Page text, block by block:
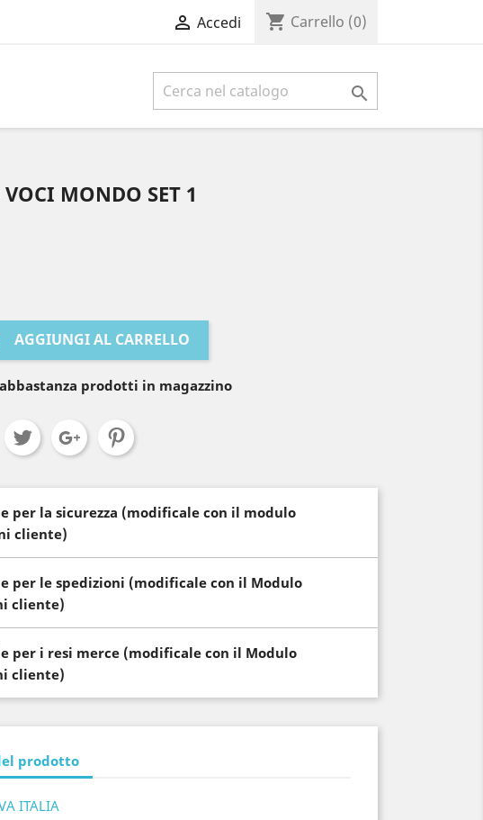
 Accedi shopping_cart Carrello (0)

MONDO SET 1
AGGIUNGI AL CARRELLO
prodotti in magazzino
per la sicurezza (modificale con il modulo
cliente)
per le spedizioni (modificale con il Modulo
cliente)
per i resi merce (modificale con il Modulo
cliente)
prodotto
ITALIA